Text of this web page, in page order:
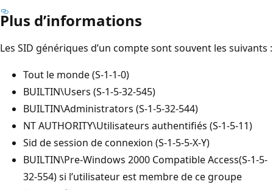
Plus d’informations
Les SID génériques d’un compte sont souvent les suivants :
Tout le monde (S-1-1-0)
BUILTIN\Users (S-1-5-32-545)
BUILTIN\Administrators (S-1-5-32-544)
NT AUTHORITY\Utilisateurs authentifiés (S-1-5-11)
Sid de session de connexion (S-1-5-5-X-Y)
BUILTIN\Pre-Windows 2000 Compatible Access(S-1-5-
32-554) si l’utilisateur est membre de ce groupe